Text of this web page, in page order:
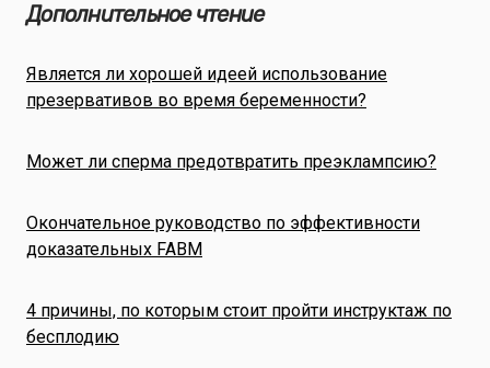
Дополнительное чтение
Является ли хорошей идеей использование
презервативов во время беременности?
Может ли сперма предотвратить преэклампсию?
Окончательное руководство по эффективности
доказательных FABM
4 причины, по которым стоит пройти инструктаж по
бесплодию